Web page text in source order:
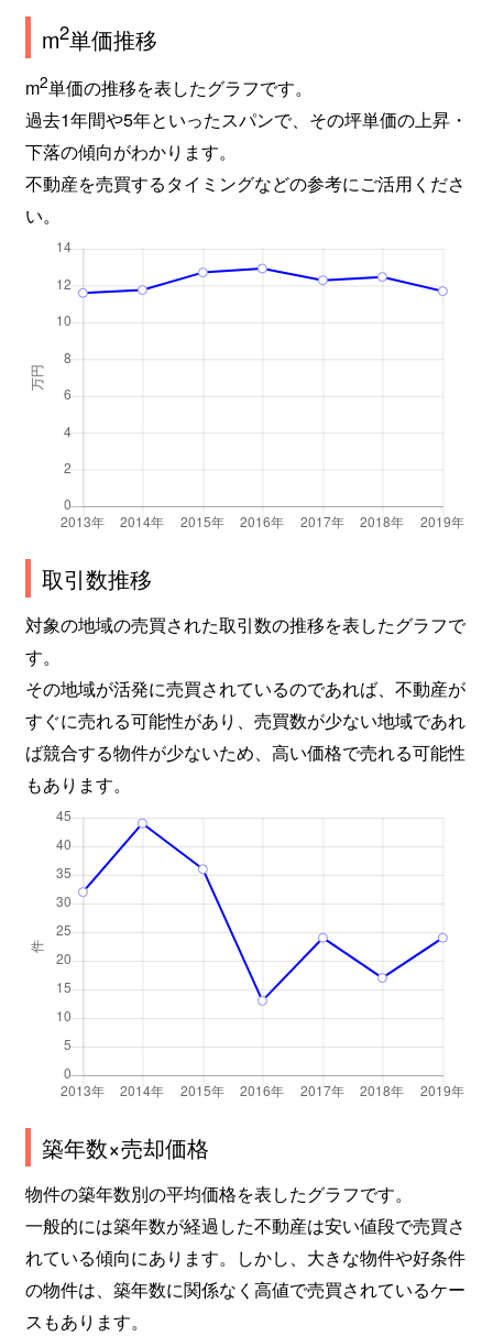
m2単価推移
m2単価の推移を表したグラフです。
過去1年間や5年といったスパンで、その坪単価の上昇・
下落の傾向がわかります。
不動産を売買するタイミングなどの参考にご活用くださ
い。
取引数推移
対象の地域の売買された取引数の推移を表したグラフで
す。
その地域が活発に売買されているのであれば、不動産が
すぐに売れる可能性があり、売買数が少ない地域であれ
ば競合する物件が少ないため、高い価格で売れる可能性
もあります。
築年数×売却価格
物件の築年数別の平均価格を表したグラフです。
一般的には築年数が経過した不動産は安い値段で売買さ
れている傾向にあります。しかし、大きな物件や好条件
の物件は、築年数に関係なく高値で売買されているケー
スもあります。